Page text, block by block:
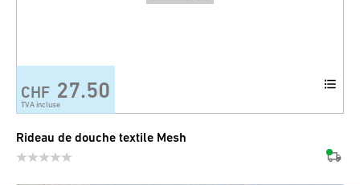
CHF 27.50
TVA incluse
Rideau de douche textile Mesh